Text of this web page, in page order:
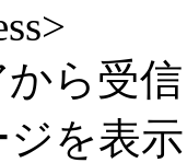
ら受
ジを表